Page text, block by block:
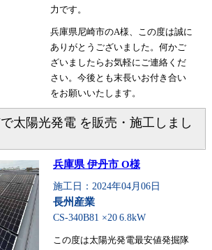
力です。
兵庫県尼崎市のA様、この度は誠に
ありがとうございました。何かご
ざいましたらお気軽にご連絡くだ
さい。今後とも末長いお付き合い
をお願いいたします。
太陽光発電 を販売・施工しまし
兵庫県 伊丹市 O様
施工日：2024年04月06日
長州産業
CS-340B81 ×20 6.8kW
この度は太陽光発電最安値発掘隊